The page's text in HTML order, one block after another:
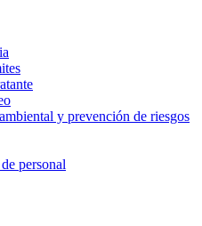
y prevención de riesgos
personal